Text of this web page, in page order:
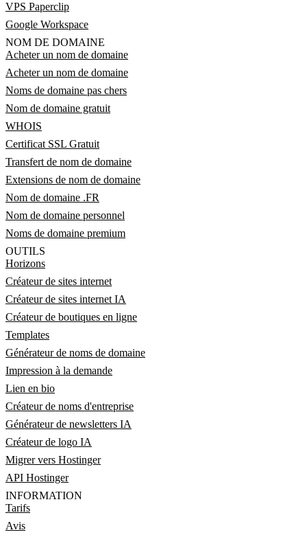
VPS Paperclip
Google Workspace
NOM DE DOMAINE
Acheter un nom de domaine
Acheter un nom de domaine
Noms de domaine pas chers
Nom de domaine gratuit
WHOIS
Certificat SSL Gratuit
Transfert de nom de domaine
Extensions de nom de domaine
Nom de domaine .FR
Nom de domaine personnel
Noms de domaine premium
OUTILS
Horizons
Créateur de sites internet
Créateur de sites internet IA
Créateur de boutiques en ligne
Templates
Générateur de noms de domaine
Impression à la demande
Lien en bio
Créateur de noms d'entreprise
Générateur de newsletters IA
Créateur de logo IA
Migrer vers Hostinger
API Hostinger
INFORMATION
Tarifs
Avis